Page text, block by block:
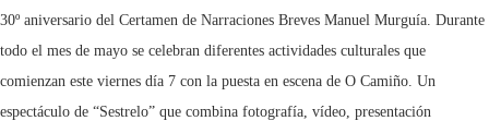
30º aniversario del Certamen de Narraciones Breves Manuel Murguía. Durante
todo el mes de mayo se celebran diferentes actividades culturales que
comienzan este viernes día 7 con la puesta en escena de O Camiño. Un
espectáculo de “Sestrelo” que combina fotografía, vídeo, presentación